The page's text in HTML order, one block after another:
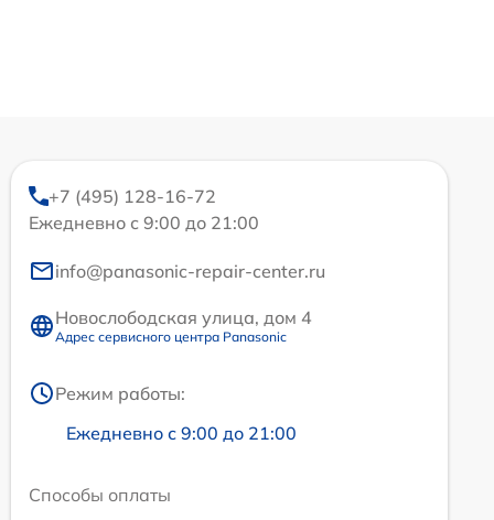
+7 (495) 128-16-72
Ежедневно с 9:00 до 21:00
info@panasonic-repair-center.ru
Новослободская улица, дом 4
Адрес сервисного центра Panasonic
Режим работы:
Ежедневно с 9:00 до 21:00
Способы оплаты